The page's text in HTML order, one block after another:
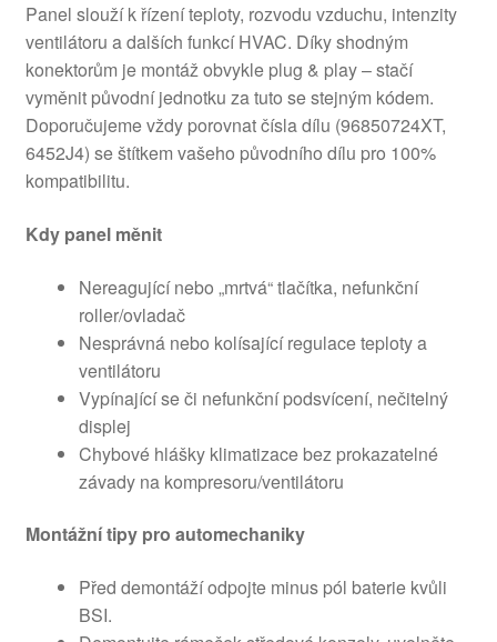
Panel slouží k řízení teploty, rozvodu vzduchu, intenzity
ventilátoru a dalších funkcí HVAC. Díky shodným
konektorům je montáž obvykle plug & play – stačí
vyměnit původní jednotku za tuto se stejným kódem.
Doporučujeme vždy porovnat čísla dílu (96850724XT,
6452J4) se štítkem vašeho původního dílu pro 100%
kompatibilitu.
Kdy panel měnit
Nereagující nebo „mrtvá“ tlačítka, nefunkční
roller/ovladač
Nesprávná nebo kolísající regulace teploty a
ventilátoru
Vypínající se či nefunkční podsvícení, nečitelný
displej
Chybové hlášky klimatizace bez prokazatelné
závady na kompresoru/ventilátoru
Montážní tipy pro automechaniky
Před demontáží odpojte minus pól baterie kvůli
BSI.